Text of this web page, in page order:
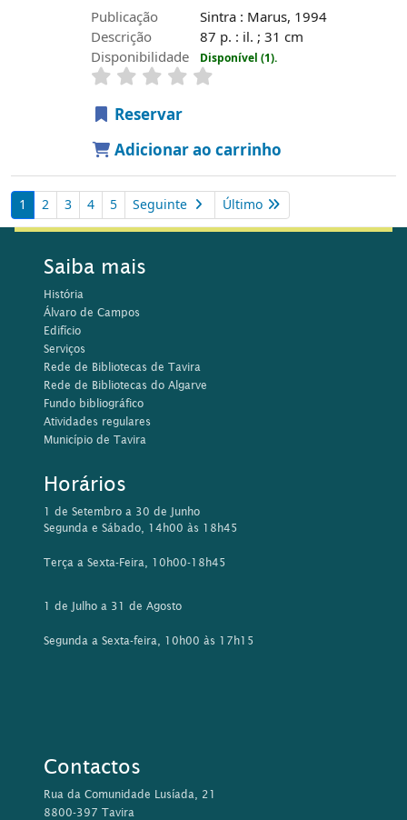
Publicação
Sintra : Marus, 1994
Descrição
87 p. : il. ; 31 cm
Disponibilidade
Disponível (1).
Reservar
Adicionar ao carrinho
1 2 3 4 5 Seguinte Último
Saiba mais
História
Álvaro de Campos
Edifício
Serviços
Rede de Bibliotecas de Tavira
Rede de Bibliotecas do Algarve
Fundo bibliográfico
Atividades regulares
Município de Tavira
Horários
1 de Setembro a 30 de Junho
Segunda e Sábado, 14h00 às 18h45
Terça a Sexta-Feira, 10h00-18h45
1 de Julho a 31 de Agosto
Segunda a Sexta-feira, 10h00 às 17h15
Contactos
Rua da Comunidade Lusíada, 21
8800-397 Tavira